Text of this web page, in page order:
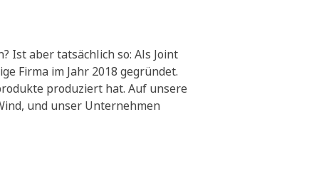
Ist aber tatsächlich so: Als Joint
Firma im Jahr 2018 gegründet.
produziert hat. Auf unsere
und unser Unternehmen